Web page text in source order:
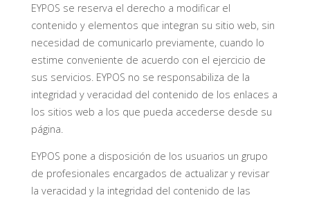
EYPOS se reserva el derecho a modificar el
contenido y elementos que integran su sitio web, sin
necesidad de comunicarlo previamente, cuando lo
estime conveniente de acuerdo con el ejercicio de
sus servicios. EYPOS no se responsabiliza de la
integridad y veracidad del contenido de los enlaces a
los sitios web a los que pueda accederse desde su
página.
EYPOS pone a disposición de los usuarios un grupo
de profesionales encargados de actualizar y revisar
la veracidad y la integridad del contenido de las